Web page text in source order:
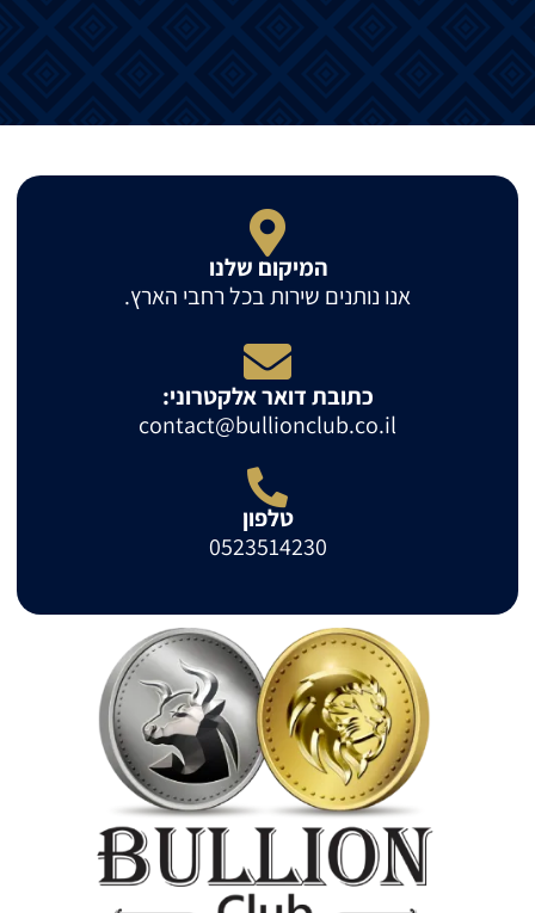
המיקום שלנו
אנו נותנים שירות בכל רחבי הארץ.
כתובת דואר אלקטרוני:
contact@bullionclub.co.il
טלפון
0523514230